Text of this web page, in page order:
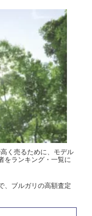
く売るために、モデル
をランキング・一覧に
、ブルガリの高額査定